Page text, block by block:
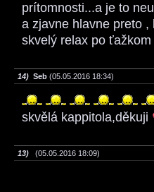
prítomnosti...a je to
a zjavne hlavne preto ,
skvelý relax po ťažkom
14) Seb (05.05.2016 18:34)
skvělá kappitola,děkuji
13) (05.05.2016 18:09)